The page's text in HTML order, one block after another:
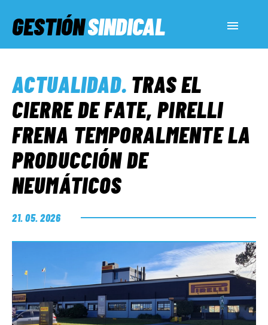
GESTIÓNSINDICAL
SERVICIOS SOCIALES
INFORMES ESPECIALES
FUERA DE MEGÁFONO
EL LADO «G»
ACTUALIDAD. TRAS EL
CIERRE DE FATE, PIRELLI
FRENA TEMPORALMENTE LA
PRODUCCIÓN DE
NEUMÁTICOS
21. 05. 2026